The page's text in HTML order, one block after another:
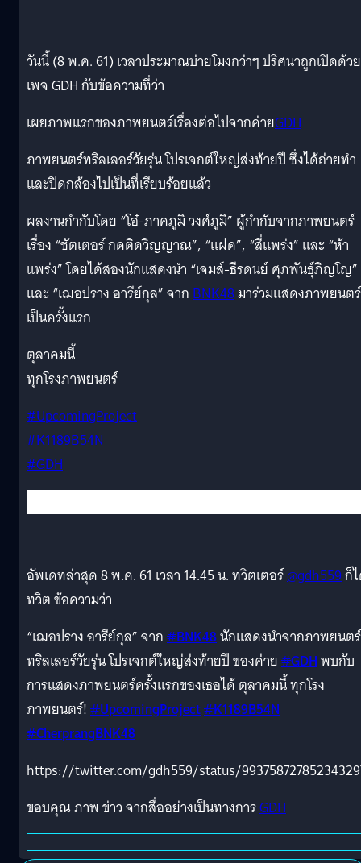
วันนี้ (8 พ.ค. 61) เวลาประมาณบ่ายโมงกว่าๆ ปริศนาถูกเปิดด้วย
เพจ GDH กับข้อความที่ว่า
เผยภาพแรกของภาพยนตร์เรื่องต่อไปจากค่ายGDH
ภาพยนตร์ทริลเลอร์วัยรุ่น โปรเจกต์ใหญ่ส่งท้ายปี ซึ่งได้ถ่ายทำ
และปิดกล้องไปเป็นที่เรียบร้อยแล้ว
ผลงานกำกับโดย “โอ๋-ภาคภูมิ วงศ์ภูมิ” ผู้กำกับจากภาพยนตร์
เรื่อง “ชัตเตอร์ กดติดวิญญาณ”, “แฝด”, “สี่แพร่ง” และ “ห้า
แพร่ง” โดยได้สองนักแสดงนำ “เจมส์-ธีรดนย์ ศุภพันธุ์ภิญโญ”
และ “เฌอปราง อารีย์กุล” จากBNK48มาร่วมแสดงภาพยนตร์
เป็นครั้งแรก
ตุลาคมนี้
ทุกโรงภาพยนตร์
#UpcomingProject
#K1189B54N
#GDH
อัพเดทล่าสุด 8 พ.ค. 61 เวลา 14.45 น. ทวิตเตอร์@gdh559ก็
ทวิต ข้อความว่า
“เฌอปราง อารีย์กุล” จาก#BNK48นักแสดงนำจากภาพยนตร์
ทริลเลอร์วัยรุ่น โปรเจกต์ใหญ่ส่งท้ายปี ของค่าย#GDHพบกับ
การแสดงภาพยนตร์ครั้งแรกของเธอได้ ตุลาคมนี้ ทุกโรง
ภาพยนตร์!#UpcomingProject#K1189B54N
#CherprangBNK48
https://twitter.com/gdh559/status/
ขอบคุณ ภาพ ข่าว จากสื่ออย่างเป็นทางการGDH